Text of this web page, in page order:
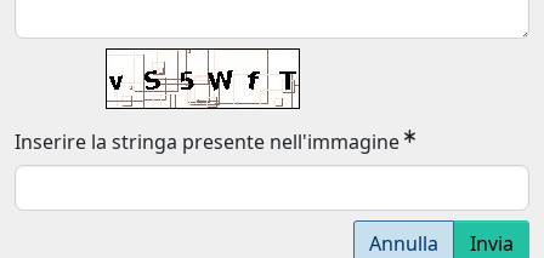
Inserire la stringa presente nell'immagine
Annulla Invia